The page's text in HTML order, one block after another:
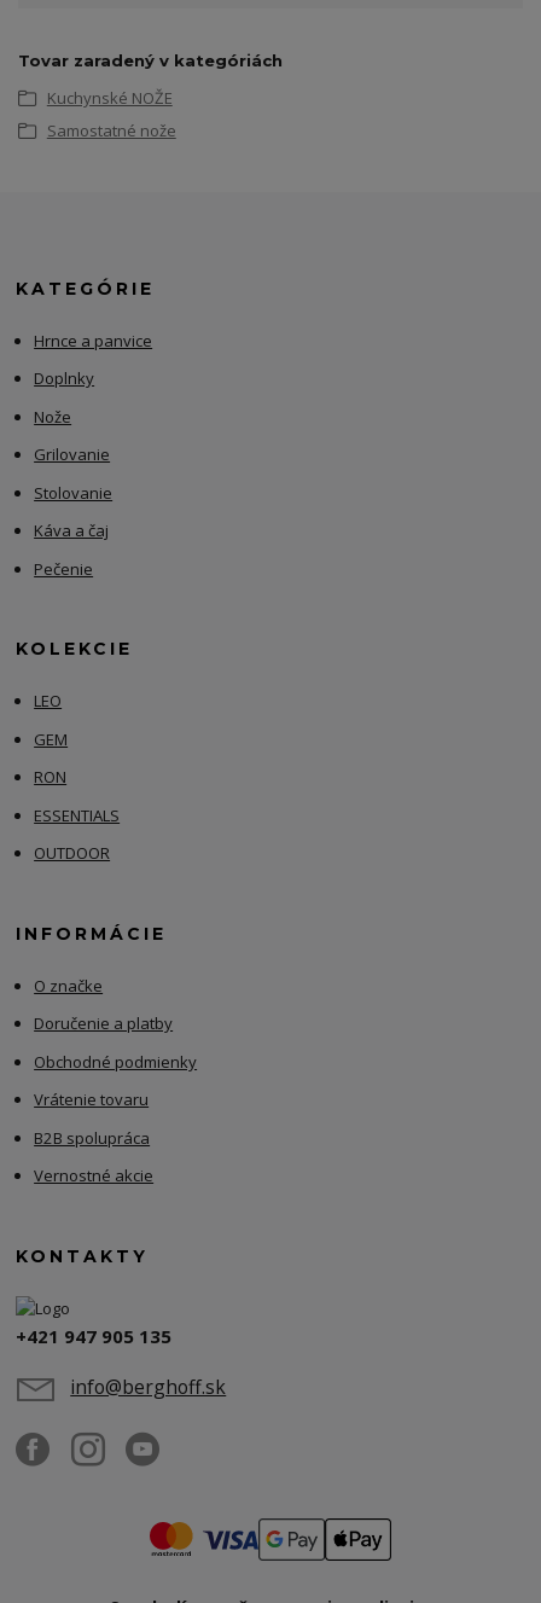
Tovar zaradený v kategóriách
Kuchynské NOŽE
Samostatné nože
KATEGÓRIE
Hrnce a panvice
Doplnky
Nože
Grilovanie
Stolovanie
Káva a čaj
Pečenie
KOLEKCIE
LEO
GEM
RON
ESSENTIALS
OUTDOOR
INFORMÁCIE
O značke
Doručenie a platby
Obchodné podmienky
Vrátenie tovaru
B2B spolupráca
Vernostné akcie
KONTAKTY
+421 947 905 135
info@berghoff.sk